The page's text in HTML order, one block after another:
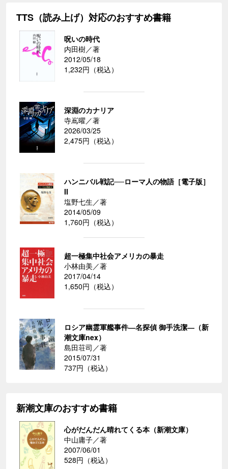
TTS（読み上げ）対応のおすすめ書籍
呪いの時代
内田樹／著
2012/05/18
1,232円（税込）
深淵のカナリア
寺嶌曜／著
2026/03/25
2,475円（税込）
ハンニバル戦記──ローマ人の物語［電子版］
II
塩野七生／著
2014/05/09
1,760円（税込）
超一極集中社会アメリカの暴走
小林由美／著
2017/04/14
1,650円（税込）
ロシア幽霊軍艦事件―名探偵 御手洗潔―（新
潮文庫nex）
島田荘司／著
2015/07/31
737円（税込）
新潮文庫のおすすめ書籍
心がだんだん晴れてくる本（新潮文庫）
中山庸子／著
2007/06/01
528円（税込）